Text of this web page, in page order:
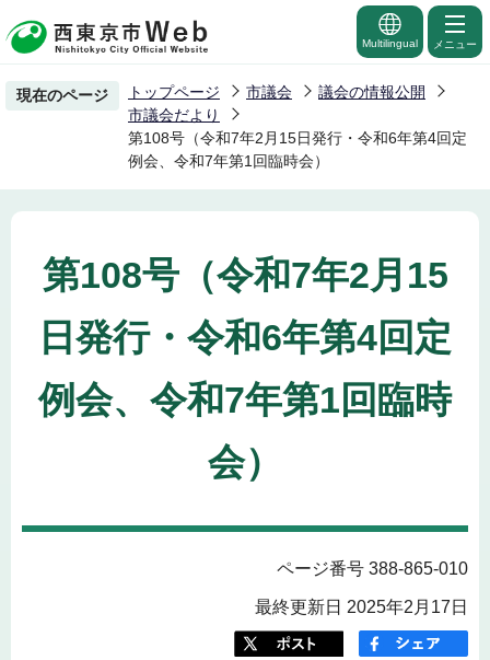
の
ー
先
頭
Multilingual メニュー
現在のページ トップページ 市議会
議会の情報公開
市議会だより
第108号（令和7年2月15日発行・令和6年第4回定
例会、令和7年第1回臨時会）
第108号（令和7年2月15
日発行・令和6年第4回定
例会、令和7年第1回臨時
会）
ページ番号 388-865-010
最終更新日 2025年2月17日